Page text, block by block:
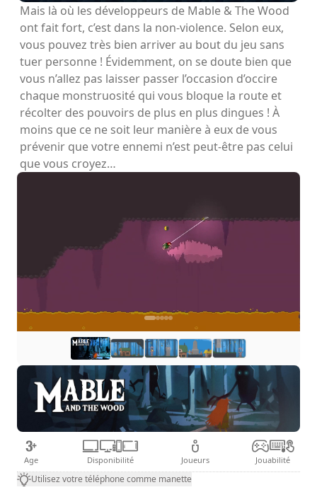
Mais là où les développeurs de Mable & The Wood
ont fait fort, c’est dans la non-violence. Selon eux,
vous pouvez très bien arriver au bout du jeu sans
tuer personne ! Évidemment, on se doute bien que
vous n’allez pas laisser passer l’occasion d’occire
chaque monstruosité qui vous bloque la route et
récolter des pouvoirs de plus en plus dingues ! À
moins que ce ne soit leur manière à eux de vous
prévenir que votre ennemi n’est peut-être pas celui
que vous croyez…
Age Disponibilité Joueurs Jouabilité
Utilisez votre téléphone comme manette